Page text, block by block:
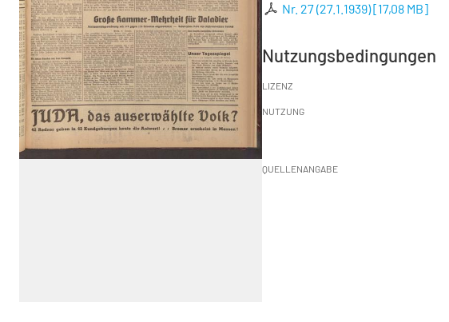
Nr. 27 (27.1.1939)[17,08 MB]
Nutzungsbedingungen
LIZENZ
NUTZUNG
QUELLENANGABE